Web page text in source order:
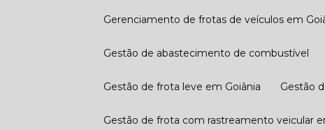
Gerenciamento de frotas de veículos em
Gestão de abastecimento de combustível
Gestão de frota leve em Goiânia Gestão
Gestão de frota com rastreamento veicular​